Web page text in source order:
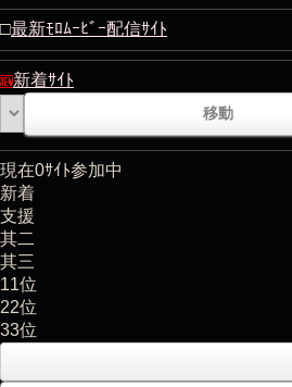
□最新ﾓﾛﾑｰﾋﾞｰ配信ｻｲﾄ
新着ｻｲﾄ
現在0ｻｲﾄ参加中
新着
支援
其二
其三
11位
22位
33位